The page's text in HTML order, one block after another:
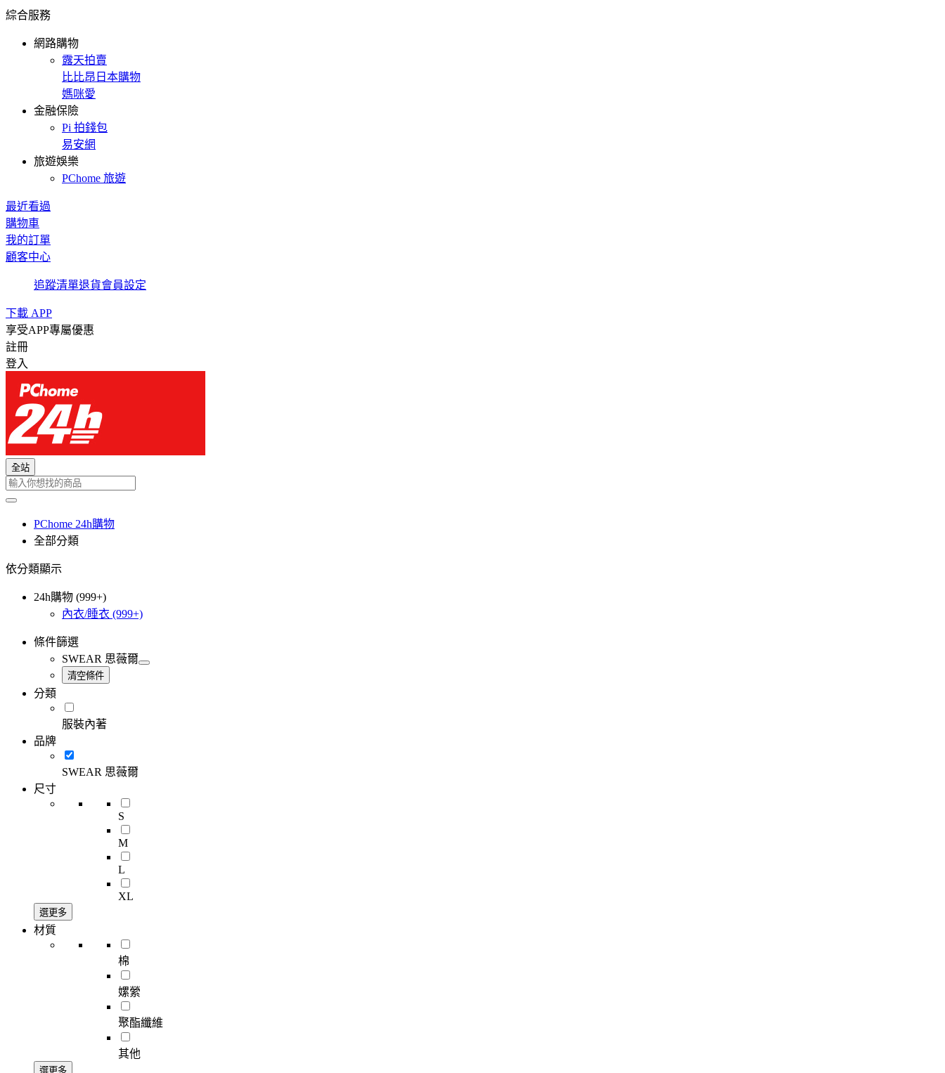
綜合服務
網路購物
露天拍賣
比比昂日本購物
媽咪愛
金融保險
Pi 拍錢包
易安網
旅遊娛樂
PChome 旅遊
最近看過
購物車
我的訂單
顧客中心
追蹤清單退貨會員設定
下載 APP
享受APP專屬優惠
註冊
登入
全站
PChome 24h購物
全部分類
依分類顯示
24h購物 (999+)
內衣/睡衣 (999+)
條件篩選
SWEAR 思薇爾
清空條件
分類
服裝內著
品牌
SWEAR 思薇爾
尺寸
S
M
L
XL
選更多
材質
棉
嫘縈
聚酯纖維
其他
選更多